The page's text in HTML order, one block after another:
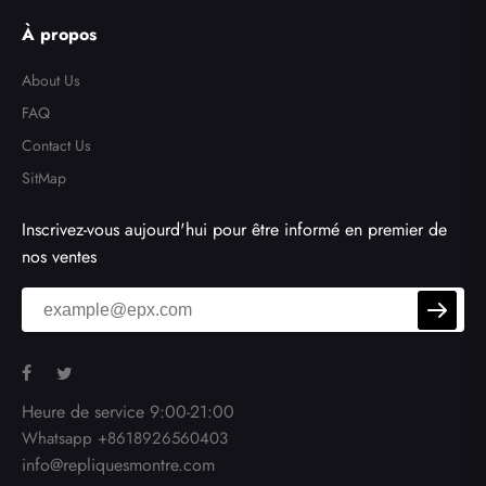
À propos
About Us
FAQ
Contact Us
SitMap
Inscrivez-vous aujourd'hui pour être informé en premier de
nos ventes
Heure de service 9:00-21:00
Whatsapp +8618926560403
info@repliquesmontre.com